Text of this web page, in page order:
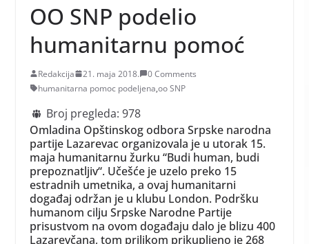
OO SNP podelio
humanitarnu pomoć
Redakcija 21. maja 2018.
0 Comments
humanitarna pomoc podeljena,oo SNP
Broj pregleda: 978
Omladina Opštinskog odbora Srpske narodna
partije Lazarevac organizovala je u utorak 15.
maja humanitarnu žurku “Budi human, budi
prepoznatljiv“. Učešće je uzelo preko 15
estradnih umetnika, a ovaj humanitarni
događaj održan je u klubu London. Podršku
humanom cilju Srpske Narodne Partije
prisustvom na ovom događaju dalo je blizu 400
Lazarevčana, tom prilikom prikupljeno je 268